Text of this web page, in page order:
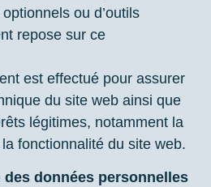
ou d’outils
repose sur ce
est effectué pour assurer
du site web ainsi que
légitimes, notamment la
fonctionnalité du site web.
données personnelles